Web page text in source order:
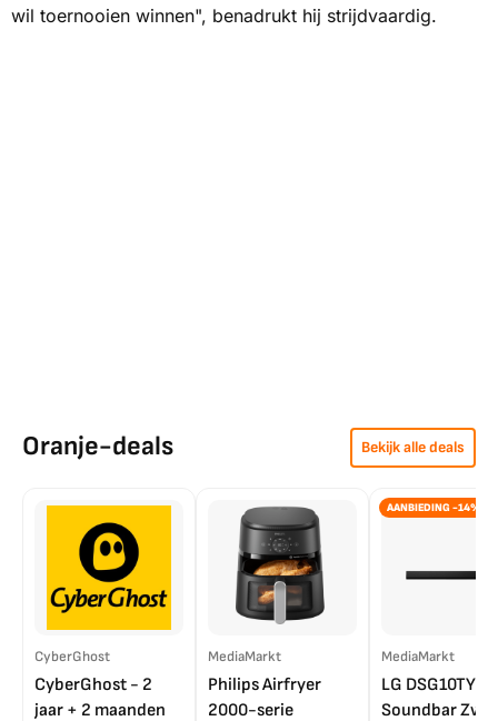
wil toernooien winnen", benadrukt hij strijdvaardig.
Oranje-deals Bekijk alle deals
CyberGhost
CyberGhost - 2
jaar + 2 maanden
MediaMarkt
Philips Airfryer
2000-serie
AANBIEDING -14%
MediaMarkt
LG DSG10TY
Soundbar